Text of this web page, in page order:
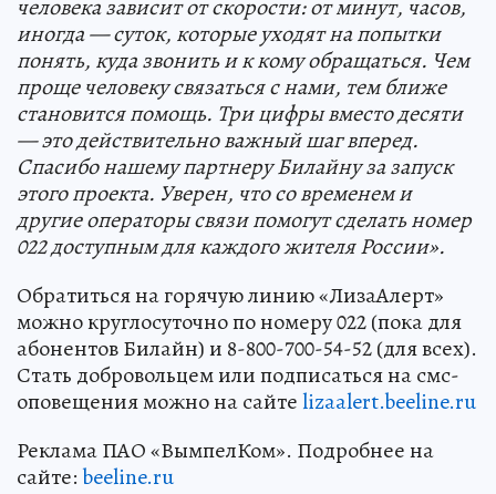
человека зависит от скорости: от минут, часов,
иногда — суток, которые уходят на попытки
понять, куда звонить и к кому обращаться. Чем
проще человеку связаться с нами, тем ближе
становится помощь. Три цифры вместо десяти
— это действительно важный шаг вперед.
Спасибо нашему партнеру Билайну за запуск
этого проекта. Уверен, что со временем и
другие операторы связи помогут сделать номер
022 доступным для каждого жителя России».
Обратиться на горячую линию «ЛизаАлерт»
можно круглосуточно по номеру 022 (пока для
абонентов Билайн) и 8-800-700-54-52 (для всех).
Стать добровольцем или подписаться на смс-
оповещения можно на сайтеlizaalert.beeline.ru
Реклама ПАО «ВымпелКом». Подробнее на
сайте:beeline.ru